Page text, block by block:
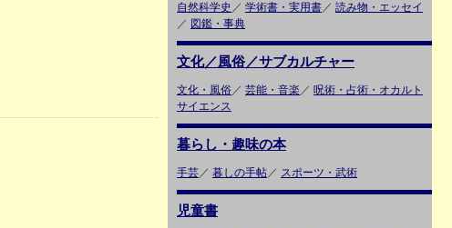
自然科学史 ／ 学術書・実用書／ 読み物・エッセイ
／ 図鑑・事典
文化／風俗／サブカルチャー
文化・風俗／ 芸能・音楽 ／ 呪術・占術・オカルト
サイエンス
暮らし・趣味の本
手芸／ 暮しの手帖／ スポーツ・武術
児童書